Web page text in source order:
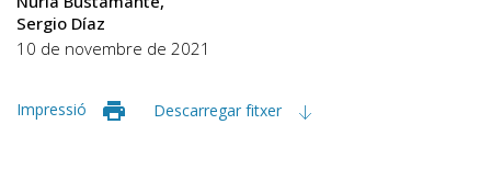
Sergio Díaz
10 de novembre de 2021
Impressió Descarregar fitxer